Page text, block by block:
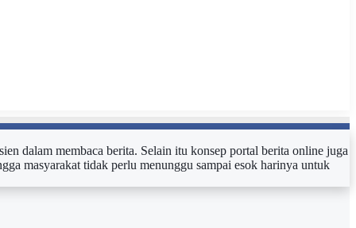
dalam membaca berita. Selain itu konsep portal berita online juga
masyarakat tidak perlu menunggu sampai esok harinya untuk